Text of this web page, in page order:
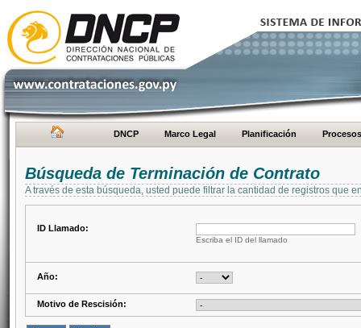
DNCP Marco Legal Planificación Procesos
Búsqueda de Terminación de Contrato
A través de esta búsqueda, usted puede filtrar la cantidad de registros que
ID Llamado:
Escriba el ID del llamado
Año:
Motivo de Rescisión: